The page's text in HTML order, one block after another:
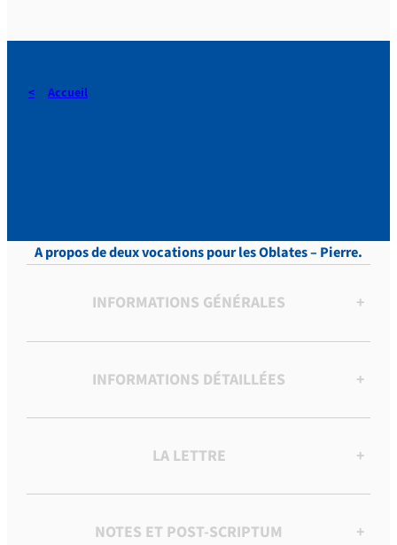
Accueil
A propos de deux vocations pour les Oblates – Pierre.
INFORMATIONS GÉNÉRALES +
INFORMATIONS DÉTAILLÉES +
LA LETTRE +
NOTES ET POST-SCRIPTUM +